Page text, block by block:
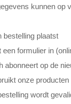
kunnen op
bestelling plaatst
een formulier in
abonneert op de
onze
wordt